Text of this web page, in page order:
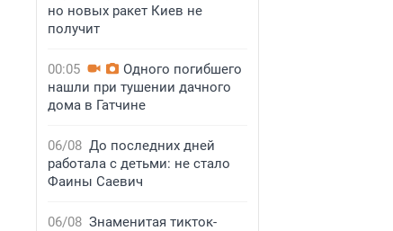
но новых ракет Киев не
получит
00:05
Одного погибшего
нашли при тушении дачного
дома в Гатчине
06/08 До последних дней
работала с детьми: не стало
Фаины Саевич
06/08 Знаменитая тикток-